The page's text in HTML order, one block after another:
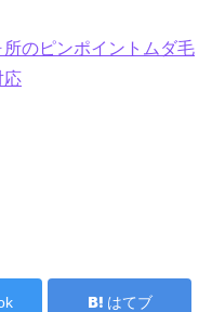
のピンポイントムダ毛
応
はてブ